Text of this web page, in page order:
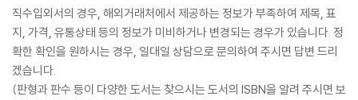
직수입외서의 경우, 해외거래처에서 제공하는 정보가 부족하여 제목, 표
지, 가격, 유통상태 등의 정보가 미비하거나 변경되는 경우가 있습니다. 정
확한 확인을 원하시는 경우, 일대일 상담으로 문의하여 주시면 답변 드리
겠습니다.
(판형과 판수 등이 다양한 도서는 찾으시는 도서의 ISBN을 알려 주시면 보